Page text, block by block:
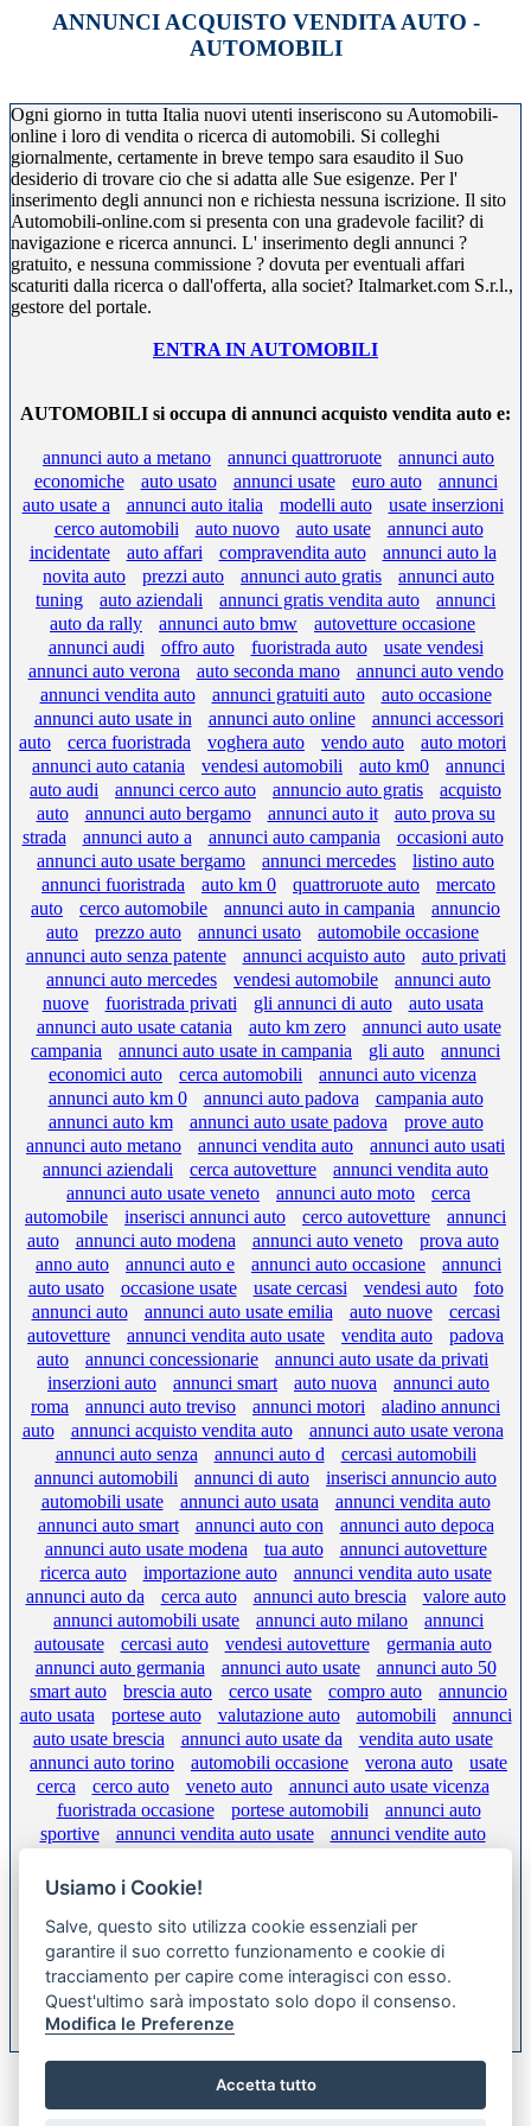
ANNUNCI ACQUISTO VENDITA AUTO -
AUTOMOBILI
Ogni giorno in tutta Italia nuovi utenti inseriscono su Automobili-
online i loro di vendita o ricerca di automobili. Si colleghi
giornalmente, certamente in breve tempo sara esaudito il Suo
desiderio di trovare cio che si adatta alle Sue esigenze. Per l'
inserimento degli annunci non e richiesta nessuna iscrizione. Il sito
Automobili-online.com si presenta con una gradevole facilit? di
navigazione e ricerca annunci. L' inserimento degli annunci ?
gratuito, e nessuna commissione ? dovuta per eventuali affari
scaturiti dalla ricerca o dall'offerta, alla societ? Italmarket.com S.r.l.,
gestore del portale.
ENTRA IN AUTOMOBILI
AUTOMOBILI si occupa di annunci acquisto vendita auto e:
annunci auto a metano annunci quattroruote
annunci auto
economiche
auto usato annunci usate euro auto
annunci
auto usate a
annunci auto italia modelli auto
usate inserzioni
cerco automobili
auto nuovo auto usate
annunci auto
incidentate
auto affari compravendita auto
annunci auto la
novita auto
prezzi auto annunci auto gratis
annunci auto
tuning
auto aziendali annunci gratis vendita auto
annunci
auto da rally
annunci auto bmw
autovetture occasione
annunci audi
offro auto fuoristrada auto
usate vendesi
annunci auto verona
auto seconda mano
annunci auto vendo
annunci vendita auto
annunci gratuiti auto
auto occasione
annunci auto usate in
annunci auto online
annunci accessori
auto
cerca fuoristrada voghera auto vendo auto
auto motori
annunci auto catania
vendesi automobili auto km0
annunci
auto audi
annunci cerco auto annuncio auto gratis
acquisto
auto
annunci auto bergamo annunci auto it
auto prova su
strada
annunci auto a annunci auto campania
occasioni auto
annunci auto usate bergamo
annunci mercedes
listino auto
annunci fuoristrada
auto km 0 quattroruote auto
mercato
auto
cerco automobile annunci auto in campania
annuncio
auto
prezzo auto annunci usato
automobile occasione
annunci auto senza patente
annunci acquisto auto
auto privati
annunci auto mercedes
vendesi automobile
annunci auto
nuove
fuoristrada privati gli annunci di auto
auto usata
annunci auto usate catania
auto km zero
annunci auto usate
campania
annunci auto usate in campania gli auto
annunci
economici auto
cerca automobili
annunci auto vicenza
annunci auto km 0
annunci auto padova
campania auto
annunci auto km
annunci auto usate padova
prove auto
annunci auto metano
annunci vendita auto
annunci auto usati
annunci aziendali
cerca autovetture
annunci vendita auto
annunci auto usate veneto
annunci auto moto
cerca
automobile
inserisci annunci auto cerco autovetture
annunci
auto
annunci auto modena annunci auto veneto
prova auto
anno auto
annunci auto e annunci auto occasione
annunci
auto usato
occasione usate usate cercasi vendesi auto
foto
annunci auto
annunci auto usate emilia auto nuove
cercasi
autovetture
annunci vendita auto usate vendita auto
padova
auto
annunci concessionarie
annunci auto usate da privati
inserzioni auto
annunci smart auto nuova
annunci auto
roma
annunci auto treviso annunci motori
aladino annunci
auto
annunci acquisto vendita auto
annunci auto usate verona
annunci auto senza
annunci auto d
cercasi automobili
annunci automobili
annunci di auto
inserisci annuncio auto
automobili usate
annunci auto usata
annunci vendita auto
annunci auto smart
annunci auto con
annunci auto depoca
annunci auto usate modena
tua auto
annunci autovetture
ricerca auto
importazione auto
annunci vendita auto usate
annunci auto da
cerca auto annunci auto brescia
valore auto
annunci automobili usate
annunci auto milano
annunci
autousate
cercasi auto vendesi autovetture
germania auto
annunci auto germania
annunci auto usate
annunci auto 50
smart auto
brescia auto cerco usate compro auto
annuncio
auto usata
portese auto valutazione auto automobili
annunci
auto usate brescia
annunci auto usate da
vendita auto usate
annunci auto torino
automobili occasione verona auto
usate
cerca
cerco auto veneto auto
annunci auto usate vicenza
fuoristrada occasione
portese automobili
annunci auto
sportive
annunci vendita auto usate
annunci vendite auto
auto
auto sw annunci gratis auto usate
annunci auto da privati
annunci auto gpl benzina auto
XML FEED
Bookmark this on Delicious
Usiamo i Cookie!
Salve, questo sito utilizza cookie essenziali per
garantire il suo corretto funzionamento e cookie di
tracciamento per capire come interagisci con esso.
Quest'ultimo sarà impostato solo dopo il consenso.
Modifica le Preferenze
Accetta tutto